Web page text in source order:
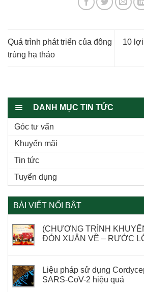
Quá trình phát triển của đông
trùng hạ thảo
10
DANH MỤC TIN TỨC
Góc tư vấn
Khuyến mãi
Tin tức
Tuyển dụng
BÀI VIẾT NỔI BẬT
(CHƯƠNG TRÌNH
ĐÓN XUÂN VỀ – RƯỚC
Liệu pháp sử dụng
SARS-CoV-2 hiệu quả